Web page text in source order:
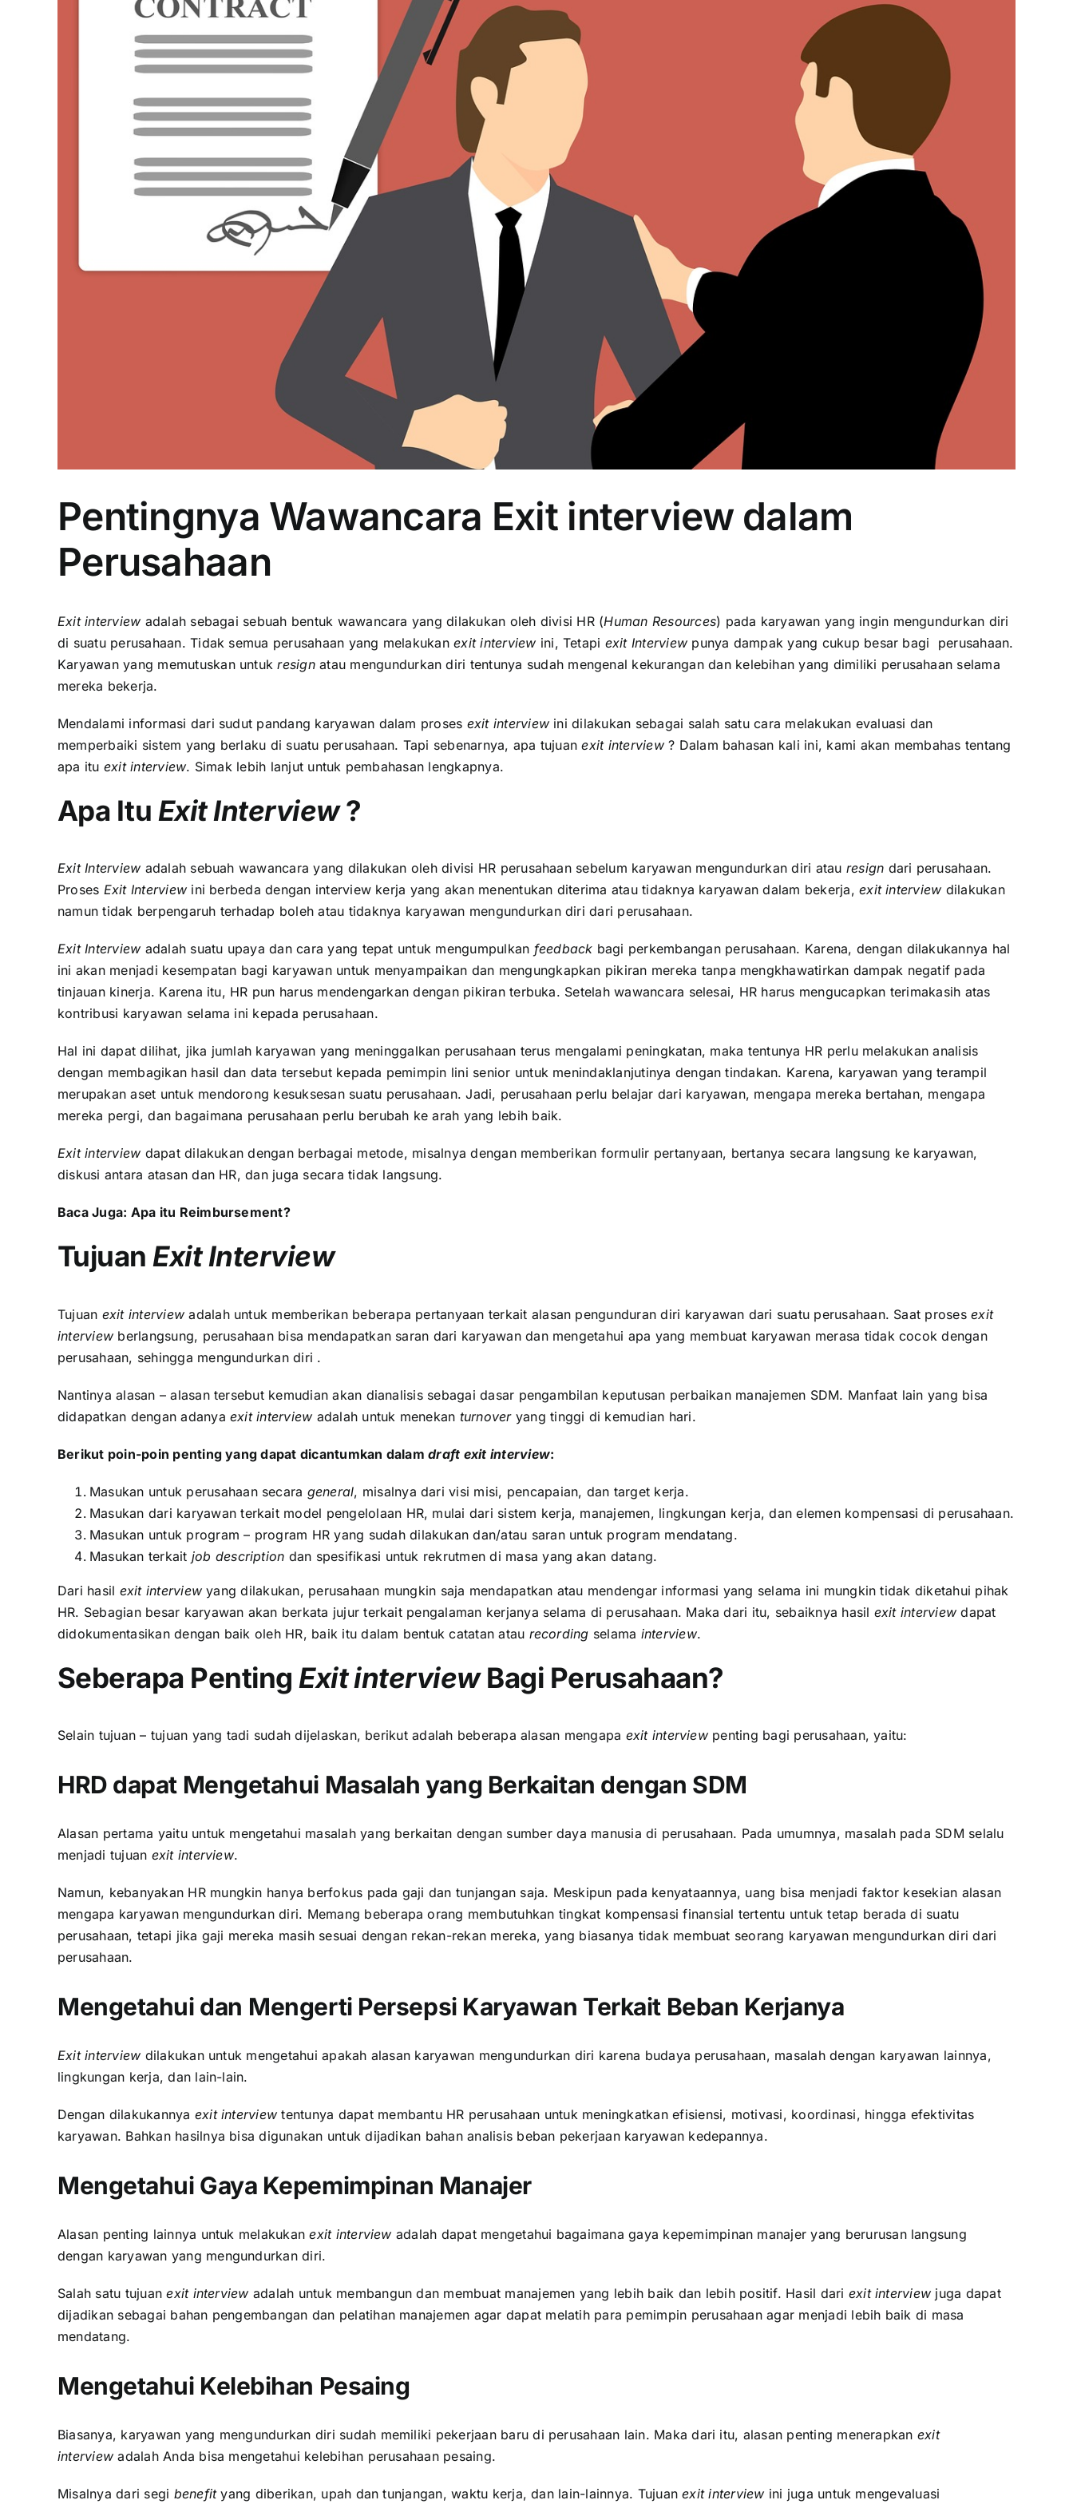
Pentingnya Wawancara Exit interview dalam
Perusahaan
Exit interview adalah sebagai sebuah bentuk wawancara yang dilakukan oleh divisi HR(Human Resources) pada karyawan yang ingin mengundurkan diri
di suatu perusahaan. Tidak semua perusahaan yang melakukanexit interview ini, Tetapi exit Interview punya dampak yang cukup besar bagi perusahaan.
Karyawan yang memutuskan untukresignatau mengundurkan diri tentunya sudah mengenal kekurangan dan kelebihan yang dimiliki perusahaan selama
mereka bekerja.
Mendalami informasi dari sudut pandang karyawan dalam proses exit interview ini dilakukan sebagai salah satu cara melakukan evaluasi dan
memperbaiki sistem yang berlaku di suatu perusahaan. Tapi sebenarnya, apa tujuanexit interview? Dalam bahasan kali ini, kami akan membahas tentang
apa itu exit interview. Simak lebih lanjut untuk pembahasan lengkapnya.
‍Apa Itu Exit Interview?
Exit Interview adalah sebuah wawancara yang dilakukan oleh divisi HR perusahaan sebelum karyawan mengundurkan diri atau resign dari perusahaan.
Proses Exit Interview ini berbeda dengan interview kerja yang akan menentukan diterima atau tidaknya karyawan dalam bekerja,exit interview dilakukan
namun tidak berpengaruh terhadap boleh atau tidaknya karyawan mengundurkan diri dari perusahaan.
Exit Interview adalah suatu upaya dan cara yang tepat untuk mengumpulkan feedback bagi perkembangan perusahaan. Karena, dengan dilakukannya hal
ini akan menjadi kesempatan bagi karyawan untuk menyampaikan dan mengungkapkan pikiran mereka tanpa mengkhawatirkan dampak negatif pada
tinjauan kinerja. Karena itu, HR pun harus mendengarkan dengan pikiran terbuka. Setelah wawancara selesai, HR harus mengucapkan terimakasih atas
kontribusi karyawan selama ini kepada perusahaan.
Hal ini dapat dilihat, jika jumlah karyawan yang meninggalkan perusahaan terus mengalami peningkatan, maka tentunya HR perlu melakukan analisis
dengan membagikan hasil dan data tersebut kepada pemimpin lini senior untuk menindaklanjutinya dengan tindakan. Karena, karyawan yang terampil
merupakan aset untuk mendorong kesuksesan suatu perusahaan. Jadi, perusahaan perlu belajar dari karyawan, mengapa mereka bertahan, mengapa
mereka pergi, dan bagaimana perusahaan perlu berubah ke arah yang lebih baik.
Exit interview dapat dilakukan dengan berbagai metode, misalnya dengan memberikan formulir pertanyaan, bertanya secara langsung ke karyawan,
diskusi antara atasan dan HR, dan juga secara tidak langsung.
Baca Juga: Apa itu Reimbursement?
Tujuan Exit Interview
Tujuan exit interview adalah untuk memberikan beberapa pertanyaan terkait alasan pengunduran diri karyawan dari suatu perusahaan. Saat prosesexit
interview berlangsung, perusahaan bisa mendapatkan saran dari karyawan dan mengetahui apa yang membuat karyawan merasa tidak cocok dengan
perusahaan, sehingga mengundurkan diri .
Nantinya alasan – alasan tersebut kemudian akan dianalisis sebagai dasar pengambilan keputusan perbaikan manajemen SDM. Manfaat lain yang bisa
didapatkan dengan adanyaexit interview adalah untuk menekan turnover yang tinggi di kemudian hari.
Berikut poin-poin penting yang dapat dicantumkan dalamdraft exit interview:
Masukan untuk perusahaan secara general, misalnya dari visi misi, pencapaian, dan target kerja.
Masukan dari karyawan terkait model pengelolaan HR, mulai dari sistem kerja, manajemen, lingkungan kerja, dan elemen kompensasi di perusahaan.
Masukan untuk program – program HR yang sudah dilakukan dan/atau saran untuk program mendatang.
Masukan terkait job description dan spesifikasi untuk rekrutmen di masa yang akan datang.
Dari hasil exit interview yang dilakukan, perusahaan mungkin saja mendapatkan atau mendengar informasi yang selama ini mungkin tidak diketahui pihak
HR. Sebagian besar karyawan akan berkata jujur terkait pengalaman kerjanya selama di perusahaan. Maka dari itu, sebaiknya hasil exit interview dapat
didokumentasikan dengan baik oleh HR, baik itu dalam bentuk catatan atau recording selama interview.
Seberapa Penting Exit interviewBagi Perusahaan?
Selain tujuan – tujuan yang tadi sudah dijelaskan, berikut adalah beberapa alasan mengapa exit interviewpenting bagi perusahaan, yaitu:
HRD dapat Mengetahui Masalah yang Berkaitan dengan SDM
Alasan pertama yaitu untuk mengetahui masalah yang berkaitan dengan sumber daya manusia di perusahaan. Pada umumnya, masalah pada SDM selalu
menjadi tujuan exit interview.
Namun, kebanyakan HR mungkin hanya berfokus pada gaji dan tunjangan saja. Meskipun pada kenyataannya, uang bisa menjadi faktor kesekian alasan
mengapa karyawan mengundurkan diri. Memang beberapa orang membutuhkan tingkat kompensasi finansial tertentu untuk tetap berada di suatu
perusahaan, tetapi jika gaji mereka masih sesuai dengan rekan-rekan mereka, yang biasanya tidak membuat seorang karyawan mengundurkan diri dari
perusahaan.
Mengetahui dan Mengerti Persepsi Karyawan Terkait Beban Kerjanya
Exit interview dilakukan untuk mengetahui apakah alasan karyawan mengundurkan diri karena budaya perusahaan, masalah dengan karyawan lainnya,
lingkungan kerja, dan lain-lain.
Dengan dilakukannya exit interview tentunya dapat membantu HR perusahaan untuk meningkatkan efisiensi, motivasi, koordinasi, hingga efektivitas
karyawan. Bahkan hasilnya bisa digunakan untuk dijadikan bahan analisis beban pekerjaan karyawan kedepannya.
Mengetahui Gaya Kepemimpinan Manajer
Alasan penting lainnya untuk melakukanexit interview adalah dapat mengetahui bagaimana gaya kepemimpinan manajer yang berurusan langsung
dengan karyawan yang mengundurkan diri.
Salah satu tujuanexit interview adalah untuk membangun dan membuat manajemen yang lebih baik dan lebih positif. Hasil dari exit interview juga dapat
dijadikan sebagai bahan pengembangan dan pelatihan manajemen agar dapat melatih para pemimpin perusahaan agar menjadi lebih baik di masa
mendatang.
Mengetahui Kelebihan Pesaing
Biasanya, karyawan yang mengundurkan diri sudah memiliki pekerjaan baru di perusahaan lain. Maka dari itu, alasan penting menerapkan exit
interview adalah Anda bisa mengetahui kelebihan perusahaan pesaing.
Misalnya dari segi benefityang diberikan, upah dan tunjangan, waktu kerja, dan lain-lainnya. Tujuanexit interview ini juga untuk mengevaluasi